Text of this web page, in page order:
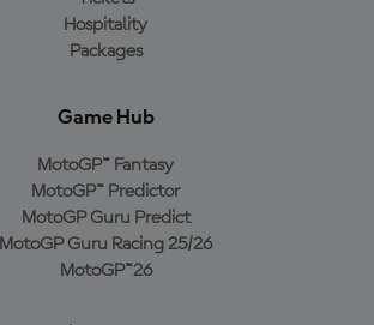
Hospitality
Packages
Game Hub
MotoGP™ Fantasy
MotoGP™ Predictor
MotoGP Guru Predict
MotoGP Guru Racing 25/26
MotoGP™26